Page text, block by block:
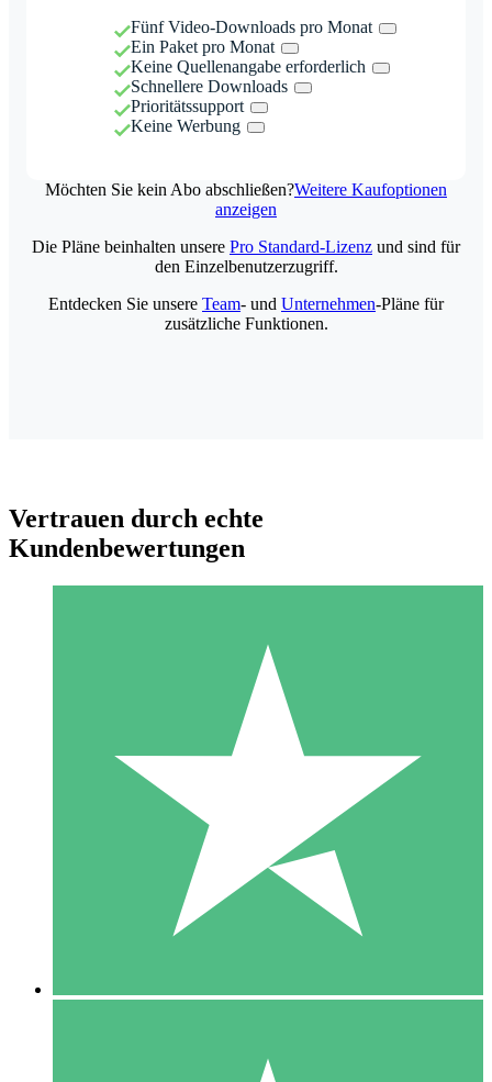
Fünf Video-Downloads pro Monat
Ein Paket pro Monat
Keine Quellenangabe erforderlich
Schnellere Downloads
Prioritätssupport
Keine Werbung
Möchten Sie kein Abo abschließen?Weitere Kaufoptionen
anzeigen
Individuelle Credit-Pakete
Zahlen Sie nach Bedarf mit Download-Credits. Keine
monatliche Verpflichtung erforderlich.
10 00
10 Downloads
Die Pläne beinhalten unsere Pro Standard-Lizenz und sind für
den Einzelbenutzerzugriff.
Entdecken Sie unsere Team- und Unternehmen-Pläne für
zusätzliche Funktionen.
Vertrauen durch echte
Kundenbewertungen